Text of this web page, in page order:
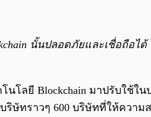
นั้นปลอดภัยและเชื่อถือ
นโลยี Blockchain มาปรับใช้ใ
ริษัทราวๆ 600 บริษัทที่ให้ควา